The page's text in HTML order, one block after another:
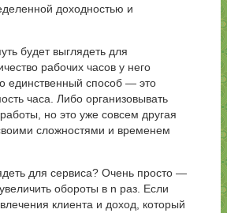
доходностью и
будет выглядеть для
рабочих часов у него
единственный способ — это
часа. Либо организовывать
но это уже совсем другая
сложностями и временем
для сервиса? Очень просто —
обороты в n раз. Если
клиента и доход, который